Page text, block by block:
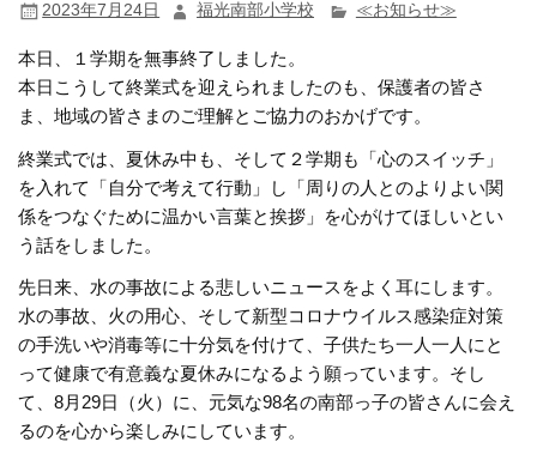
2023年7月24日 福光南部小学校 ≪お知らせ≫
本日、１学期を無事終了しました。
本日こうして終業式を迎えられましたのも、保護者の皆さ
ま、地域の皆さまのご理解とご協力のおかげです。
終業式では、夏休み中も、そして２学期も「心のスイッチ」
を入れて「自分で考えて行動」し「周りの人とのよりよい関
係をつなぐために温かい言葉と挨拶」を心がけてほしいとい
う話をしました。
先日来、水の事故による悲しいニュースをよく耳にします。
水の事故、火の用心、そして新型コロナウイルス感染症対策
の手洗いや消毒等に十分気を付けて、子供たち一人一人にと
って健康で有意義な夏休みになるよう願っています。そし
て、8月29日（火）に、元気な98名の南部っ子の皆さんに会え
るのを心から楽しみにしています。